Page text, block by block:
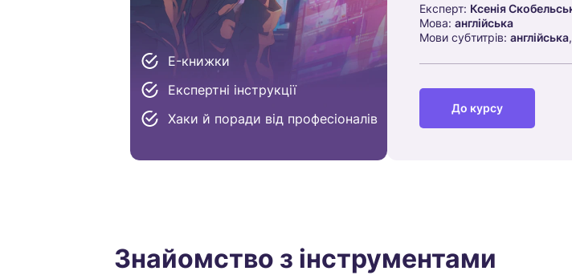
Експерт: Ксенія
Мова: англійська
Мови субтитрів: англійська,
До курсу
E-книжки
Експертні інструкції
Хаки й поради від професіоналів
Знайомство з інструментами